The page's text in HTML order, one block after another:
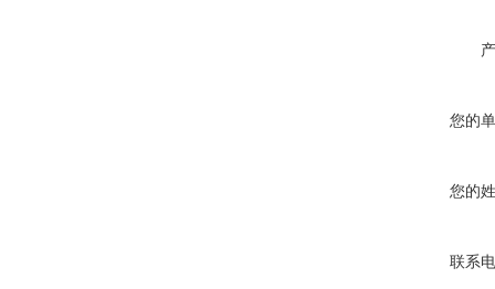
您的
您的
联系